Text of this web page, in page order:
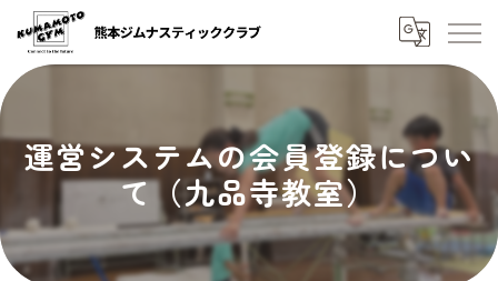
運営システムの会員登録につい
て（九品寺教室）